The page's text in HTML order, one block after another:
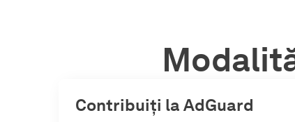
Contribuiți la AdGuard